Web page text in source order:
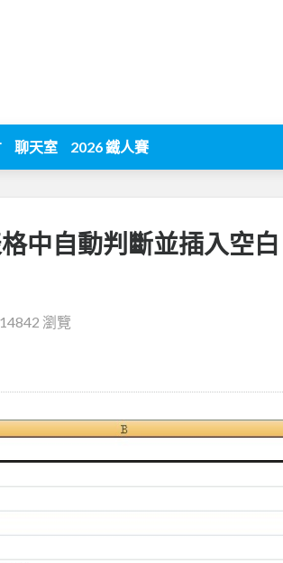
聊天室 2026 鐵人賽
中自動判斷並插入空白
14842 瀏覽